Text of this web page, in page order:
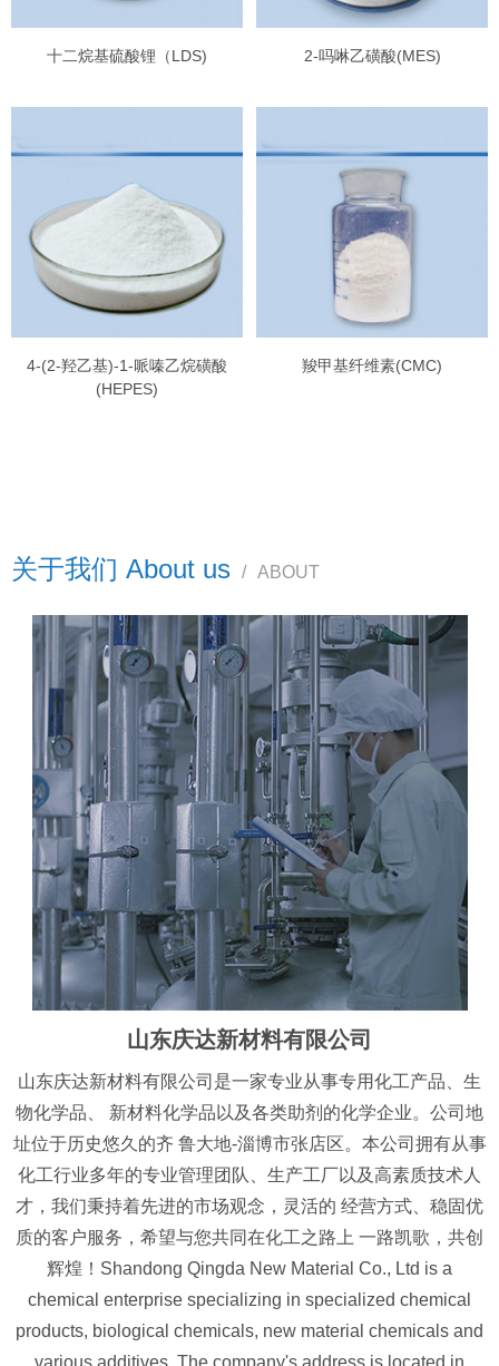
十二烷基硫酸锂（LDS) 2-吗啉乙磺酸(MES)
4-(2-羟乙基)-1-哌嗪乙烷磺酸
(HEPES)
羧甲基纤维素(CMC)
关于我们 About us / ABOUT
山东庆达新材料有限公司
山东庆达新材料有限公司是一家专业从事专用化工产品、生
物化学品、 新材料化学品以及各类助剂的化学企业。公司地
址位于历史悠久的齐 鲁大地-淄博市张店区。本公司拥有从事
化工行业多年的专业管理团队、生产工厂以及高素质技术人
才，我们秉持着先进的市场观念，灵活的 经营方式、稳固优
质的客户服务，希望与您共同在化工之路上 一路凯歌，共创
辉煌！Shandong Qingda New Material Co., Ltd is a
chemical enterprise specializing in specialized chemical
products, biological chemicals, new material chemicals and